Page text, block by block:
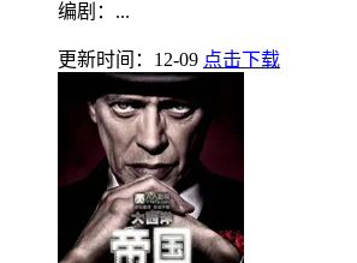
编剧：...
更新时间：12-09 点击下载